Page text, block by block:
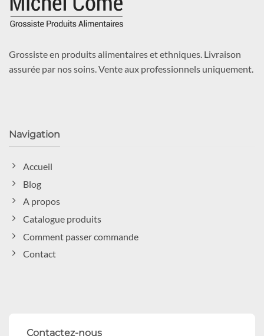
Grossiste en produits alimentaires et ethniques. Livraison
assurée par nos soins. Vente aux professionnels uniquement.
Navigation
Accueil
Blog
A propos
Catalogue produits
Comment passer commande
Contact
Contactez-nous